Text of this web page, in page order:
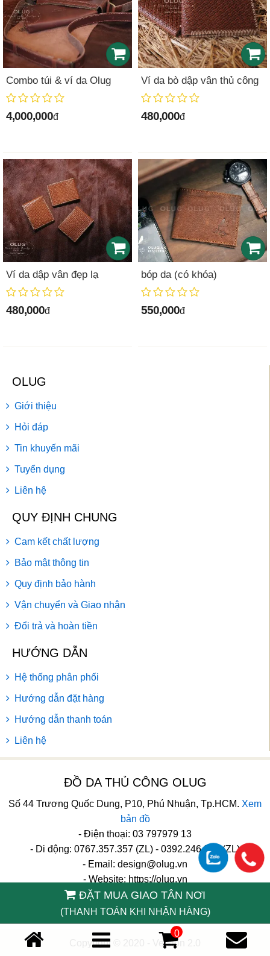
ĐẶT MUA GIAO TÂN NƠI
(THANH TOÁN KHI NHẬN HÀNG)
Combo túi & ví da Olug
4,000,000đ
Ví da bò dập vân thủ công
480,000đ
Ví da dập vân đẹp lạ
480,000đ
bóp da (có khóa)
550,000đ
OLUG
Giới thiệu
Hỏi đáp
Tin khuyến mãi
Tuyển dụng
Liên hệ
QUY ĐỊNH CHUNG
Cam kết chất lượng
Bảo mật thông tin
Quy định bảo hành
Vận chuyển và Giao nhận
Đổi trả và hoàn tiền
HƯỚNG DẪN
Hệ thống phân phối
Hướng dẫn đặt hàng
Hướng dẫn thanh toán
Liên hệ
ĐỒ DA THỦ CÔNG OLUG
Số 44 Trương Quốc Dung, P10, Phú Nhuận, Tp.HCM. Xem
bản đồ
- Điện thoại: 03 797979 13
- Di động: 0767.357.357 (ZL) - 0392.246.246 (ZL)
- Email: design@olug.vn
- Website: https://olug.vn
0
Copyright © 2020 - Version 2.0